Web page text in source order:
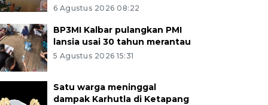
6 Agustus 2026 08:22
BP3MI Kalbar pulangkan PMI
lansia usai 30 tahun merantau
5 Agustus 2026 15:31
Satu warga meninggal
dampak Karhutla di Ketapang